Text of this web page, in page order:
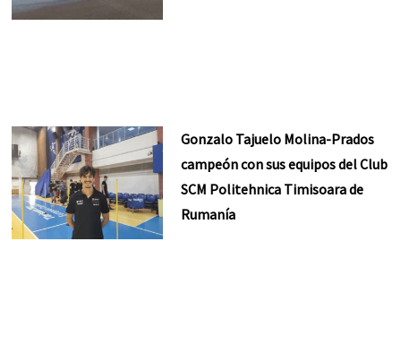
Gonzalo Tajuelo Molina-Prados
campeón con sus equipos del Club
SCM Politehnica Timisoara de
Rumanía